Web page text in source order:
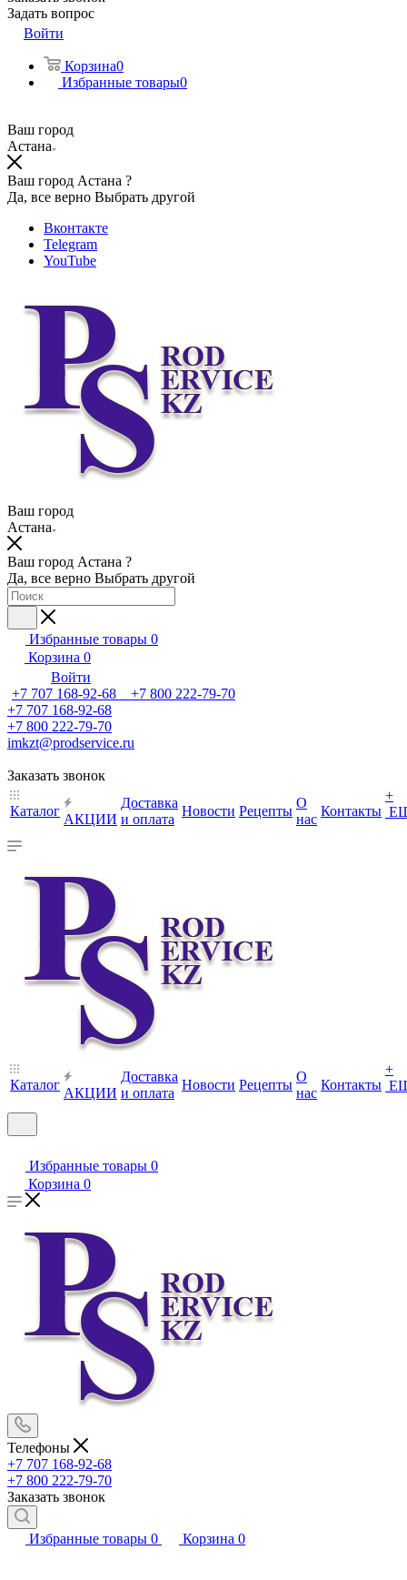
Задать вопрос
Войти
Корзина0
Избранные товары0
Ваш город
Астана
Ваш город Астана ?
Да, все верно Выбрать другой
Вконтакте
Telegram
YouTube
Ваш город
Астана
Ваш город Астана ?
Да, все верно Выбрать другой
Избранные товары 0
Корзина 0
Войти
+7 707 168-92-68 +7 800 222-79-70
+7 707 168-92-68
+7 800 222-79-70
imkzt@prodservice.ru
Заказать звонок
Каталог
АКЦИИ
Доставка
и оплата
Новости Рецепты
О
нас
Контакты
+
Каталог
АКЦИИ
Доставка
и оплата
Новости Рецепты
О
нас
Контакты
+
Избранные товары 0
Корзина 0
Телефоны
+7 707 168-92-68
+7 800 222-79-70
Заказать звонок
Избранные товары 0 Корзина 0